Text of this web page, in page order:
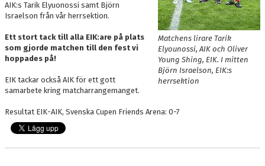
Matchens lirare Tarik
Elyounossi, AIK och Oliver
Young Shing, EIK. I mitten
Björn Israelson, EIK:s
herrsektion
AIK:s Tarik Elyuonossi samt Björn
Israelson från vår herrsektion.
Ett stort tack till alla EIK:are på plats
som gjorde matchen till den fest vi
hoppades på!
EIK tackar också AIK för ett gott
samarbete kring matcharrangemanget.
Resultat EIK-AIK, Svenska Cupen Friends Arena: 0-7